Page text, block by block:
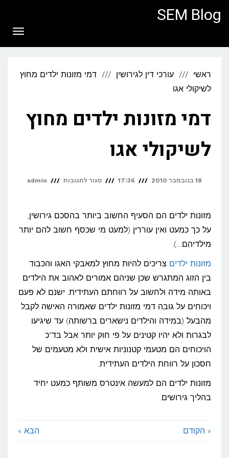
SEM Blog
ראשי עורכי דין לגירושין
דמי מזונות ילדים מחוץ
לשיקולי אגו
דמי מזונות ילדים מחוץ
לשיקולי אגו
18 בנובמבר 2010 17:36 סגור לתגובות על
ילדים
admin
מזונות ילדים הם הסעיף החשוב ביותר בהסכם גירושין,
על כך כמעט ואין עוררין (למעט מי שכסף חשוב להם יותר
מילדיהם…).
מזונות ילדים צריכים להיות מחוץ למאבקי האגו והכבוד
בין הזוג המתגרש שכן שניהם אמורים לאהוב את הילדים
באותה מידה ולחשוב על רווחתם העתידית. ישנם לא פעם
ויכוחים על גובה דמי מזונות ילדים שאמורה האישה לקבל
מהבעל (במידה והילדים נישארים ברשותה) עד שיגיעו
לבגרות ולא יהיו קטינים על פי חוק יותר אבל בד"כ
הויכוחים הם מטעמי קטנוניות אישית ולא מטעמים של
חסכון על רווחת הילדים העתידית.
מזונות ילדים הם למעשה אינטרס משותף כמעט יחיד
בהליך גירושים.
« הקודם הבא »